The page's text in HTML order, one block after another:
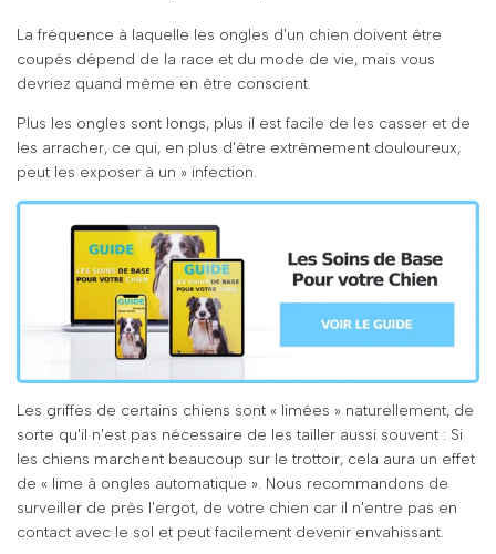
La fréquence à laquelle les ongles d'un chien doivent être
coupés dépend de la race et du mode de vie, mais vous
devriez quand même en être conscient.
Plus les ongles sont longs, plus il est facile de les casser et de
les arracher, ce qui, en plus d'être extrêmement douloureux,
peut les exposer à un » infection.
Les griffes de certains chiens sont « limées » naturellement, de
sorte qu'il n'est pas nécessaire de les tailler aussi souvent : Si
les chiens marchent beaucoup sur le trottoir, cela aura un effet
de « lime à ongles automatique ». Nous recommandons de
surveiller de près l'ergot, de votre chien car il n'entre pas en
contact avec le sol et peut facilement devenir envahissant.